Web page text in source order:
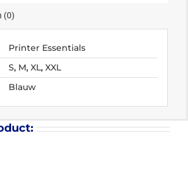
(0)
Printer Essentials
S, M,XL,XXL
Blauw